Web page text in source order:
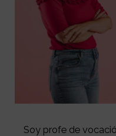
Soy profe de